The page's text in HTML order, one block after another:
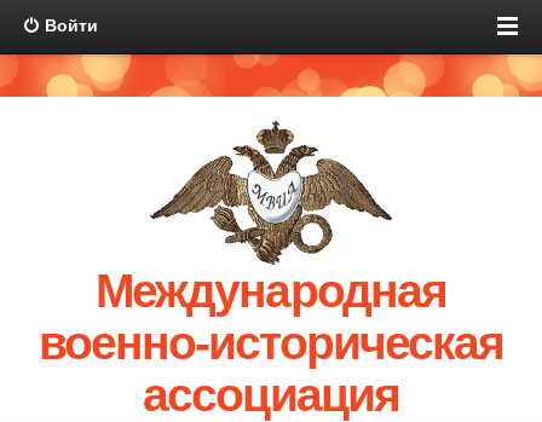
Войти
Международная
военно-историческая
ассоциация